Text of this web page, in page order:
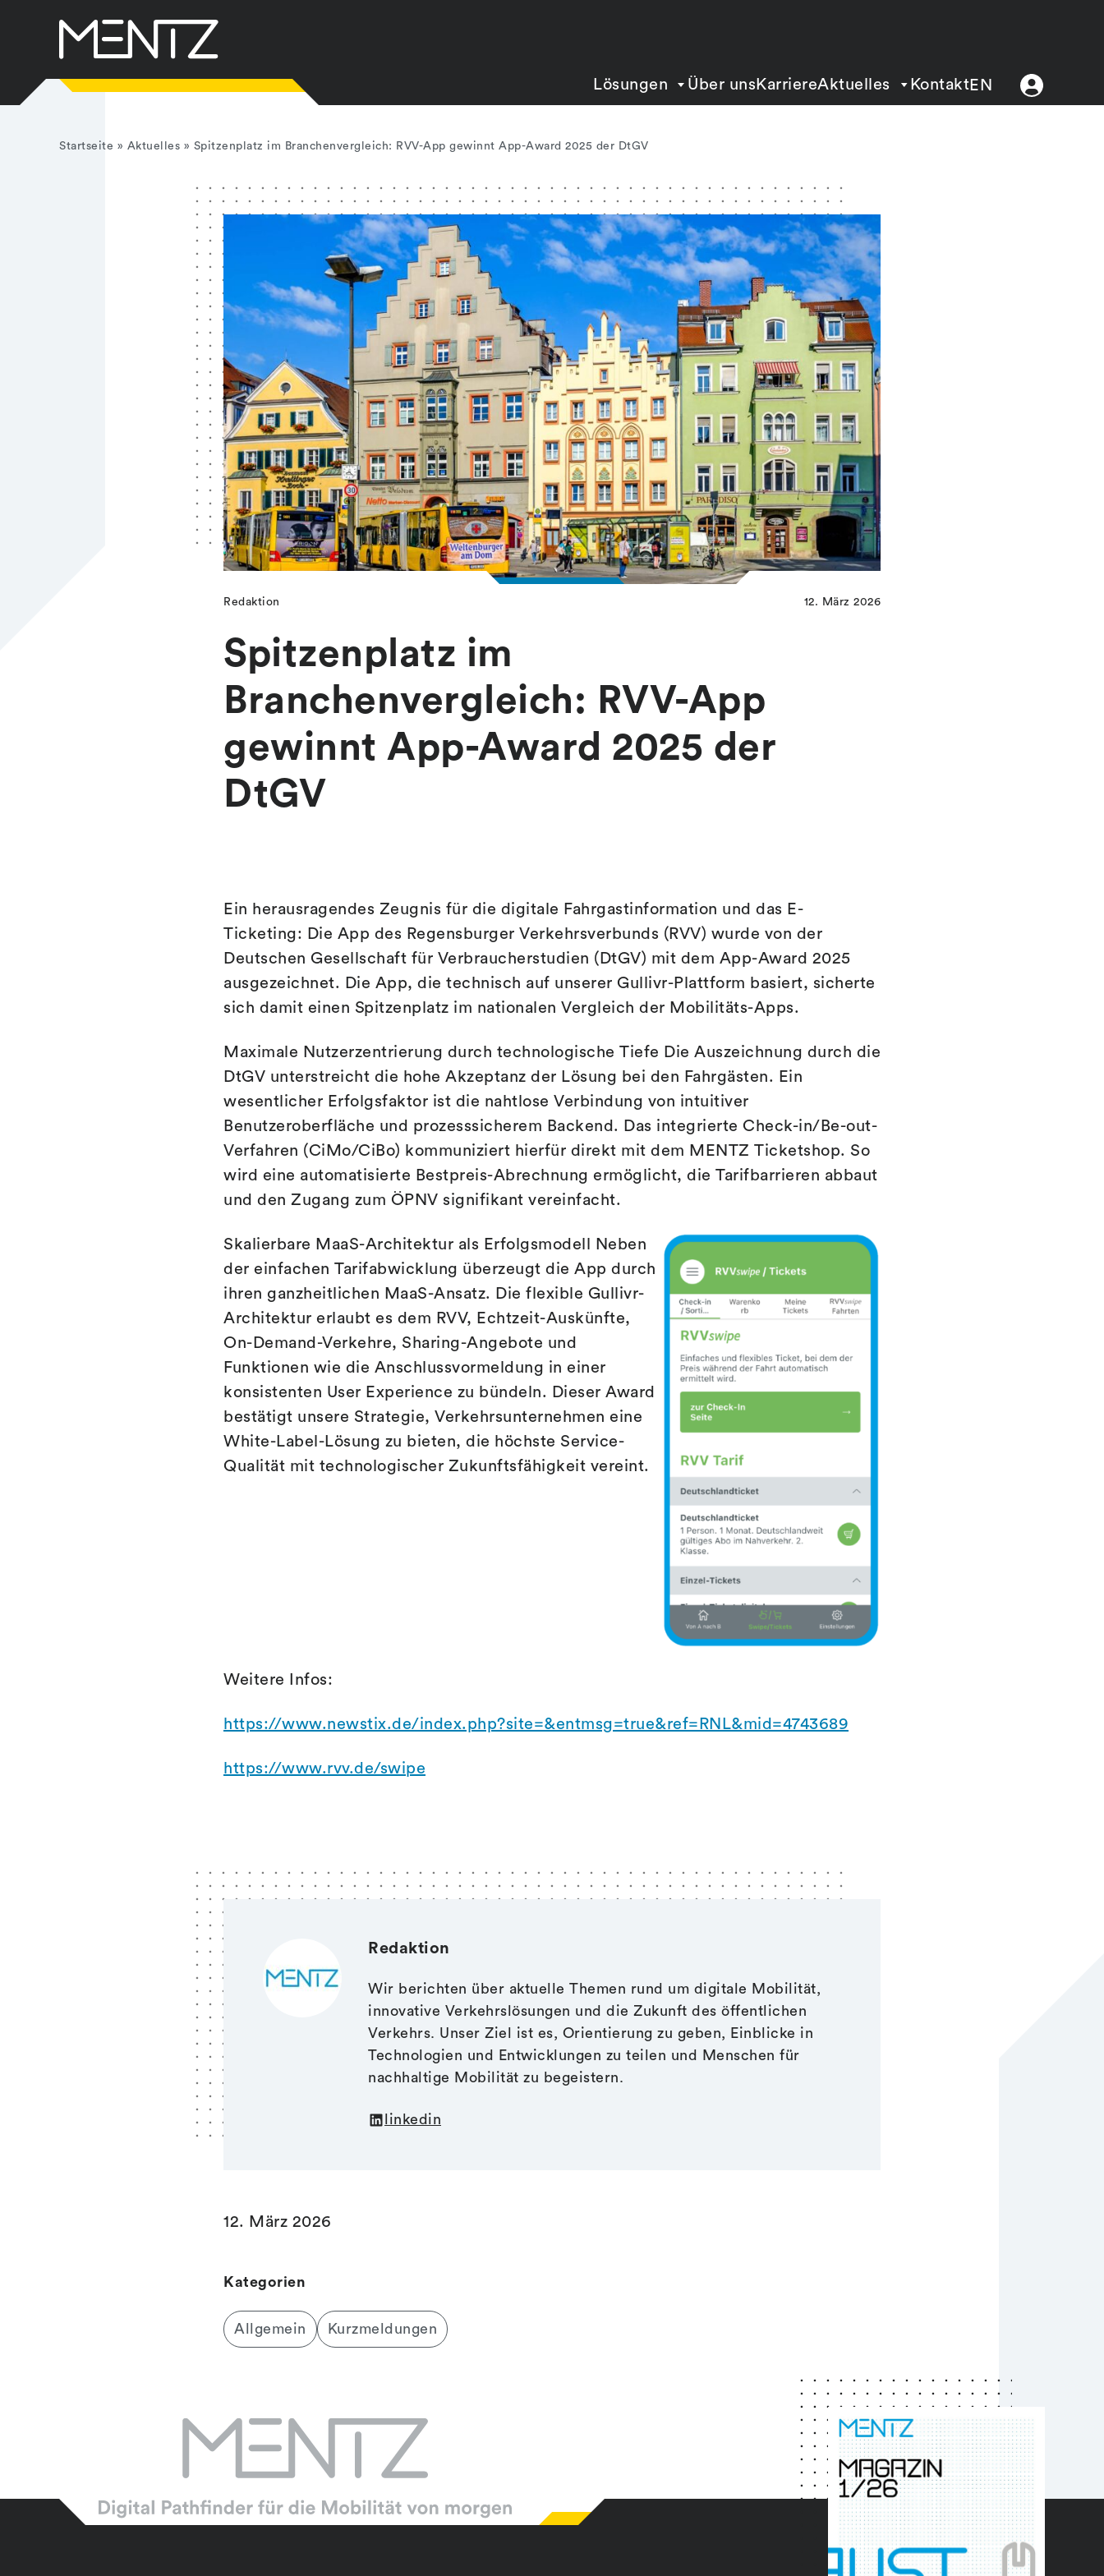
springen
Lösungen
Über uns KarriereAktuelles KontaktEN
Startseite » Aktuelles » Spitzenplatz im Branchenvergleich: RVV-App gewinnt App-Award 2025 der DtGV
Redaktion 12. März 2026
Spitzenplatz im
Branchenvergleich: RVV-App
gewinnt App-Award 2025 der
DtGV
Ein herausragendes Zeugnis für die digitale Fahrgastinformation und das E-
Ticketing: Die App des Regensburger Verkehrsverbunds (RVV) wurde von der
Deutschen Gesellschaft für Verbraucherstudien (DtGV) mit dem App-Award 2025
ausgezeichnet. Die App, die technisch auf unserer Gullivr-Plattform basiert, sicherte
sich damit einen Spitzenplatz im nationalen Vergleich der Mobilitäts-Apps.
Maximale Nutzerzentrierung durch technologische Tiefe Die Auszeichnung durch die
DtGV unterstreicht die hohe Akzeptanz der Lösung bei den Fahrgästen. Ein
wesentlicher Erfolgsfaktor ist die nahtlose Verbindung von intuitiver
Benutzeroberfläche und prozesssicherem Backend. Das integrierte Check-in/Be-out-
Verfahren (CiMo/CiBo) kommuniziert hierfür direkt mit dem MENTZ Ticketshop. So
wird eine automatisierte Bestpreis-Abrechnung ermöglicht, die Tarifbarrieren abbaut
und den Zugang zum ÖPNV signifikant vereinfacht.
Skalierbare MaaS-Architektur als Erfolgsmodell Neben
der einfachen Tarifabwicklung überzeugt die App durch
ihren ganzheitlichen MaaS-Ansatz. Die flexible Gullivr-
Architektur erlaubt es dem RVV, Echtzeit-Auskünfte,
On-Demand-Verkehre, Sharing-Angebote und
Funktionen wie die Anschlussvormeldung in einer
konsistenten User Experience zu bündeln. Dieser Award
bestätigt unsere Strategie, Verkehrsunternehmen eine
White-Label-Lösung zu bieten, die höchste Service-
Qualität mit technologischer Zukunftsfähigkeit vereint.
Weitere Infos:
https://www.newstix.de/index.php?site=&entmsg=true&ref=RNL&mid=4743689
https://www.rvv.de/swipe
Redaktion
Wir berichten über aktuelle Themen rund um digitale Mobilität,
innovative Verkehrslösungen und die Zukunft des öffentlichen
Verkehrs. Unser Ziel ist es, Orientierung zu geben, Einblicke in
Technologien und Entwicklungen zu teilen und Menschen für
nachhaltige Mobilität zu begeistern.
linkedin
12. März 2026
Kategorien
Allgemein Kurzmeldungen